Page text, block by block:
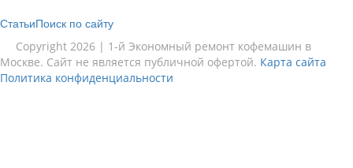
СтатьиПоиск по сайту
Copyright 2026 | 1-й Экономный ремонт кофемашин в
Москве. Сайт не является публичной офертой. Карта сайта
Политика конфиденциальности